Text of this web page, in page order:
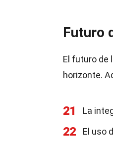
Futuro
El futuro de
horizonte.
21 La
22 El uso